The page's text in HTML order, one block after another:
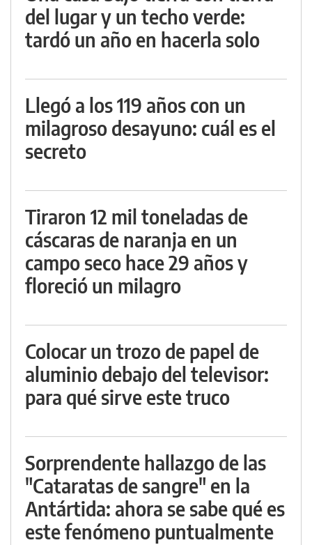
del lugar y un techo verde:
tardó un año en hacerla solo
Llegó a los 119 años con un
milagroso desayuno: cuál es el
secreto
Tiraron 12 mil toneladas de
cáscaras de naranja en un
campo seco hace 29 años y
floreció un milagro
Colocar un trozo de papel de
aluminio debajo del televisor:
para qué sirve este truco
Sorprendente hallazgo de las
"Cataratas de sangre" en la
Antártida: ahora se sabe qué es
este fenómeno puntualmente